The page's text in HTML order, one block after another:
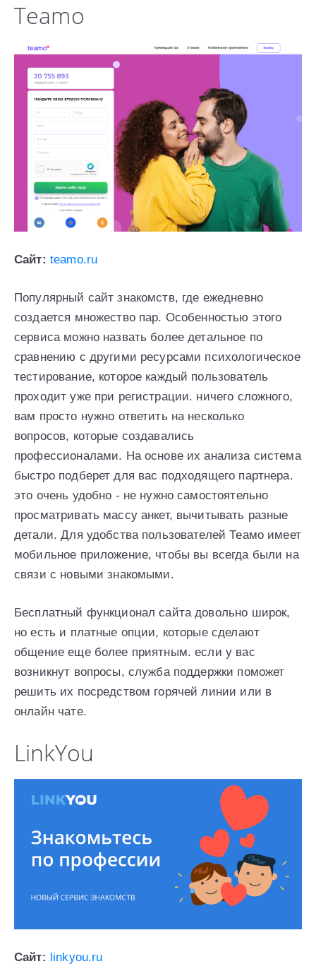
Teamo
Сайт: teamo.ru
Популярный сайт знакомств, где ежедневно
создается множество пар. Особенностью этого
сервиса можно назвать более детальное по
сравнению с другими ресурсами психологическое
тестирование, которое каждый пользователь
проходит уже при регистрации. ничего сложного,
вам просто нужно ответить на несколько
вопросов, которые создавались
профессионалами. На основе их анализа система
быстро подберет для вас подходящего партнера.
это очень удобно - не нужно самостоятельно
просматривать массу анкет, вычитывать разные
детали. Для удобства пользователей Теамо имеет
мобильное приложение, чтобы вы всегда были на
связи с новыми знакомыми.
Бесплатный функционал сайта довольно широк,
но есть и платные опции, которые сделают
общение еще более приятным. если у вас
возникнут вопросы, служба поддержки поможет
решить их посредством горячей линии или в
онлайн чате.
LinkYou
Сайт: linkyou.ru